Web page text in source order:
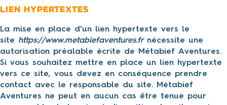
Lien hypertextes
La mise en place d’un lien hypertexte vers le
site https://www.metabiefaventures.frnécessite une
autorisation préalable écrite de Métabief Aventures.
Si vous souhaitez mettre en place un lien hypertexte
vers ce site, vous devez en conséquence prendre
contact avec le responsable du site. Métabief
Aventures ne peut en aucun cas être tenue pour